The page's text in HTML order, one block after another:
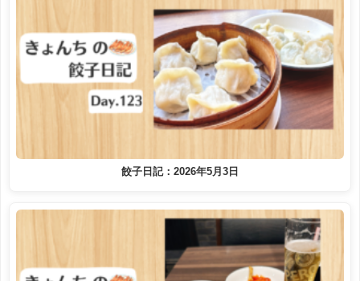
餃子日記：2026年5月3日